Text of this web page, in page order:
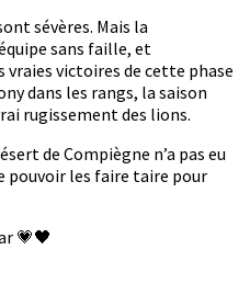
sévères. Mais la
sans faille, et
vraies victoires de cette phase
dans les rangs, la saison
rugissement des lions.
de Compiègne n’a pas eu
pouvoir les faire taire pour
💗🖤